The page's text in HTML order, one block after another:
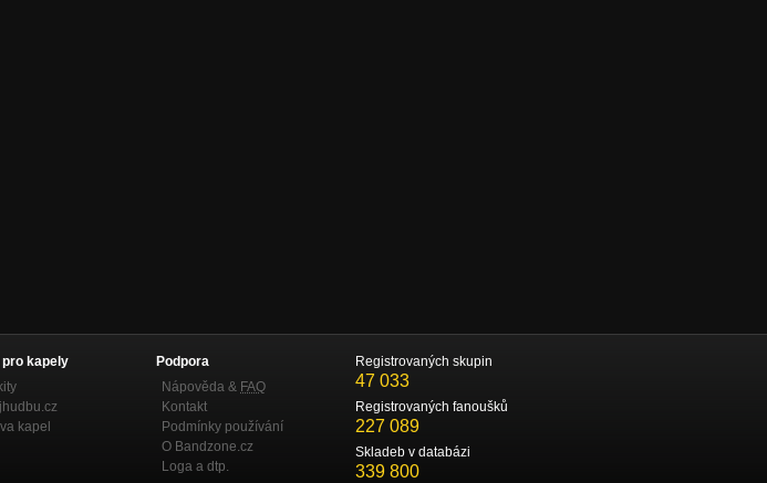
pro kapely
kapel
Podpora
Nápověda & FAQ
Kontakt
Podmínky používání
O Bandzone.cz
Loga a dtp.
Registrovaných skupin
47 033
Registrovaných fanoušků
227 089
Skladeb v databázi
339 800